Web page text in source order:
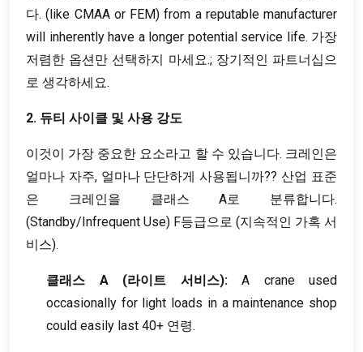
다. (like CMAA or FEM)from a reputable manufacturer
will inherently have a longer potential service life. 가장
저렴한 옵션만 선택하지 마세요.; 장기적인 파트너십으
로 생각하세요.
2. 듀티 사이클 및 사용 강도
이것이 가장 중요한 요소라고 할 수 있습니다. 크레인은
얼마나 자주, 얼마나 단단하게 사용됩니까?? 산업 표준
은 크레인을 클래스 A로 분류합니다.
(Standby/Infrequent Use) F등급으로 (지속적인 가혹 서
비스).
클래스 A (라이트 서비스):
A crane used
occasionally for light loads in a maintenance shop
could easily last 40+ 연령.